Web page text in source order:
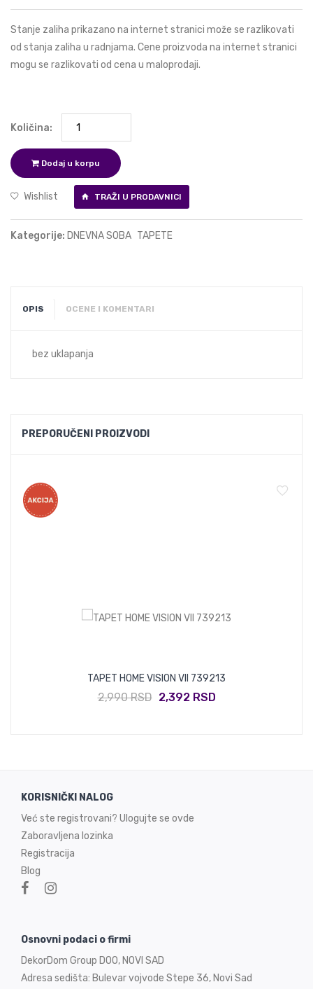
Stanje zaliha prikazano na internet stranici može se razlikovati
od stanja zaliha u radnjama. Cene proizvoda na internet stranici
mogu se razlikovati od cena u maloprodaji.
Količina:
Dodaj u korpu
Wishlist TRAŽI U PRODAVNICI
Kategorije: DNEVNA SOBA TAPETE
OPIS OCENE I KOMENTARI
bez uklapanja
PREPORUČENI PROIZVODI
TAPET HOME VISION VII 739213
2,990 RSD 2,392 RSD
KORISNIČKI NALOG
Već ste registrovani? Ulogujte se ovde
Zaboravljena lozinka
Registracija
Blog
Osnovni podaci o firmi
DekorDom Group DOO, NOVI SAD
Adresa sedišta: Bulevar vojvode Stepe 36, Novi Sad